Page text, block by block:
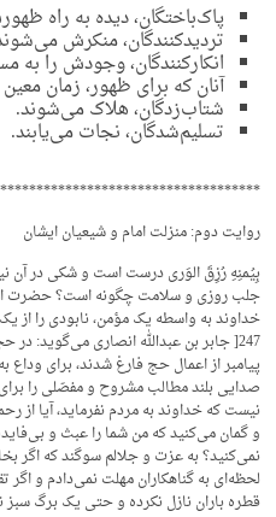
پاک‌باختگان، دیده به راه
تردیدکنندگان، منکرش
انکارکنندگان، وجودش را به
آنان که برای ظهور، زمان
شتاب‌زدگان، هلاک می‌شوند.
تسلیم‌شدگان، نجات می‌یابند.
روایت دوم: منزلت امام و شیعیان ایشان
بِیُمنِهِ رُزِقَ الوَری درست است و شکی در آن
جلب روزی و سلامت چگونه است؟ حضرت
247[ جابر بن عبدالله انصاری می‌گوید:
پیامبر از اعمال حج فارغ شدند، برای
صدایی بلند مطالب مشروح و مفصّلی را
نیست که خداوند به مردم نفرماید، آیا
و گمان می‌کنید که من شما را عبث و
نمی‌کنید؟ به عزت و جلالم سوگند که اگر
لحظه‌ای به گناهکاران مهلت نمی‌دادم و اگر
قطره باران نازل نکرده و حتی یک برگ سبز